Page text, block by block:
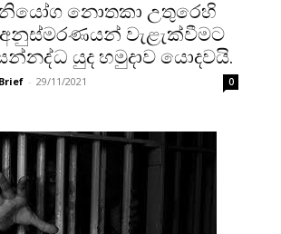
නියෝග නොතකා උතුරෙහි
වැළැක්වීමට
යුද හමුදාව යොදවයි.
- 29/11/2021 0